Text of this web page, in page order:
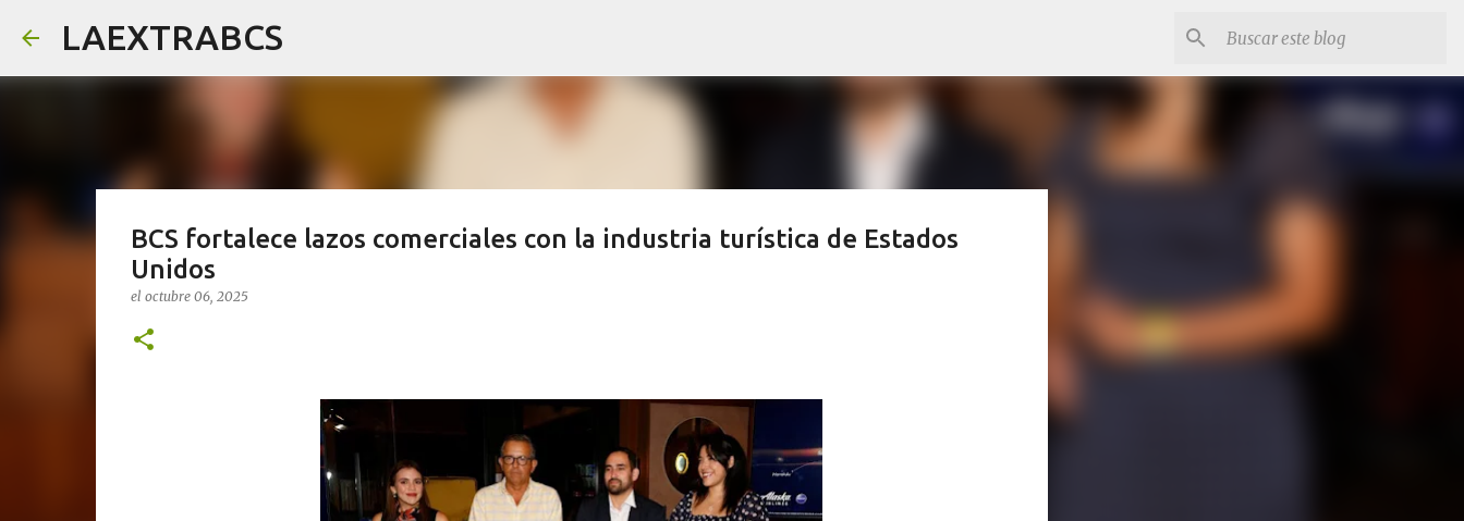
LAEXTRABCS
BCS fortalece lazos comerciales con la industria turística de Estados
Unidos
el octubre 06, 2025